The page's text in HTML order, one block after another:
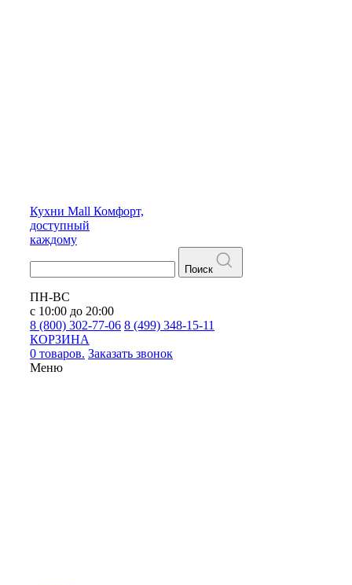
Кухни Mall Комфорт,
доступный
каждому
Поиск
ПН-ВС
с 10:00 до 20:00
8 (800) 302-77-06 8 (499) 348-15-11
КОРЗИНА
0 товаров. Заказать звонок
Меню